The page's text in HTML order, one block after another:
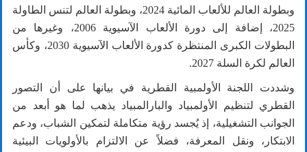
وبطولة العالم للألعاب المائية 2024، وبطولة العالم لتنس الطاولة
2025، إضافة إلى دورة الألعاب الآسيوية2006، وغيرها من
البطولات الكبرى المنتظرة كدورة الألعاب الآسيوية2030، وكأس
العالم لكرة السلة 2027
.
وشددت اللجنة الأولمبية القطرية في بيانها على أن التصور
القطري لتنظيم الأولمبياد والبارالمبياد يذهب لما هو أبعد من
الجوانب التشغيلية، إذ يُجسد رؤية متكاملة لتمكين الشباب، ودعم
الابتكار، ونقل المعرفة، فضلاً عن الالتزام بالأولويات البيئية